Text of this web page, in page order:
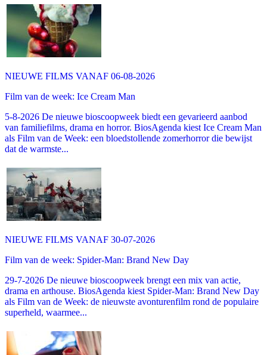
NIEUWE FILMS VANAF 06-08-2026
Film van de week: Ice Cream Man
5-8-2026 De nieuwe bioscoopweek biedt een gevarieerd aanbod
van familiefilms, drama en horror. BiosAgenda kiest Ice Cream Man
als Film van de Week: een bloedstollende zomerhorror die bewijst
dat de warmste...
NIEUWE FILMS VANAF 30-07-2026
Film van de week: Spider-Man: Brand New Day
29-7-2026 De nieuwe bioscoopweek brengt een mix van actie,
drama en arthouse. BiosAgenda kiest Spider-Man: Brand New Day
als Film van de Week: de nieuwste avonturenfilm rond de populaire
superheld, waarmee...